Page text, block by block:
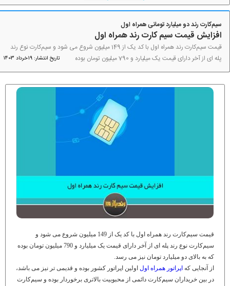
سیم‌کارت رند دو میلیارد تومانی همراه اول
افزایش قیمت سیم کارت رند همراه اول
قیمت سیم‌کارت رند همراه اول با کد یک از 149 میلیون شروع می شود و سیم‌کارت نوع رند
پله ای از آخر دارای قیمت یک میلیارد و 790 میلیون تومان بوده
تاریخ انتشار: 19خرداد 1403
قیمت سیم‌کارت رند همراه اول با کد یک از 149 میلیون شروع می شود و
سیم‌کارت نوع رند پله ای از آخر دارای قیمت یک میلیارد و 790 میلیون تومان بوده
که به بالای دو میلیارد تومان نیز می رسد.
از آنجایی که اپراتور همراه اول اولین اپراتور کشور بوده و قدیمی تر نیز می باشد،
در بین خریداران سیم‌کارت دائمی از محبوبیت بالاتری برخوردار بوده و سیم‌کارت